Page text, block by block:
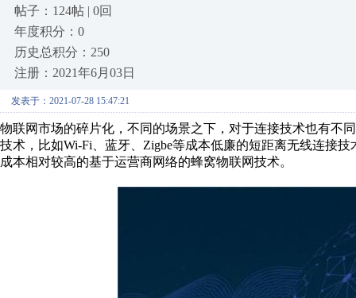
帖子：124帖 | 0回
年度积分：0
历史总积分：250
注册：2021年6月03日
发表于：2021-07-28 15:47:21
物联网市场的碎片化，不同的场景之下，对于连接技术也有不
技术，比如Wi-Fi、蓝牙、Zigbe等成本低廉的短距离无线连接
成本相对较高的基于运营商网络的蜂窝物联网技术。